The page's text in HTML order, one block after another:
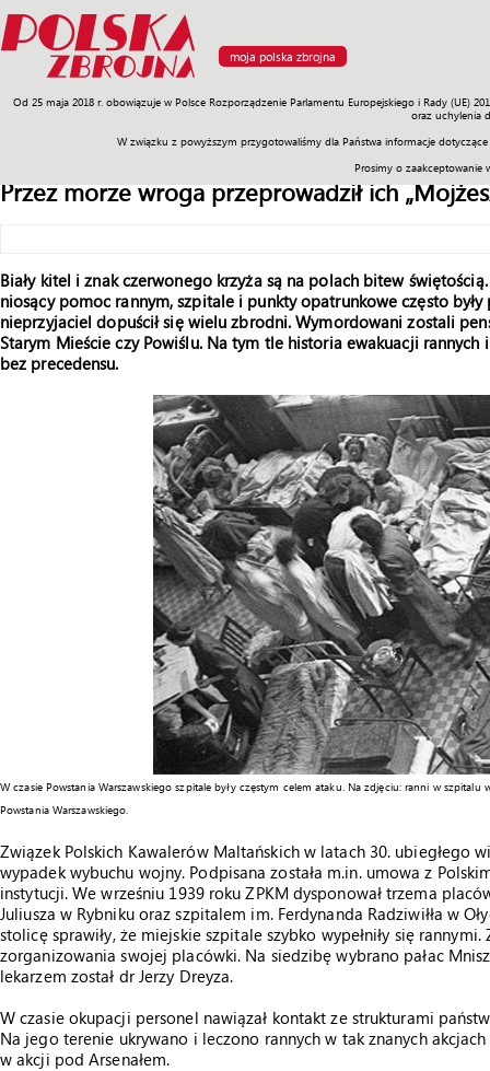
moja polska zbrojna
Od 25 maja 2018 r. obowiązuje w Polsce Rozporządzenie Parlamentu Europejskiego i Rady
oraz uchylenia
W związku z powyższym przygotowaliśmy dla Państwa informacje
Prosimy o
Armia Poligon Sprzęt Misje Polityka Prawo Świat
Przez morze wroga przeprowadził ich
Biały kitel i znak czerwonego krzyża są na polach bitew
niosący pomoc rannym, szpitale i punkty opatrunkowe często
nieprzyjaciel dopuścił się wielu zbrodni. Wymordowani zostali
Starym Mieście czy Powiślu. Na tym tle historia ewakuacji
bez precedensu.
W czasie Powstania Warszawskiego szpitale były częstym celem ataku. Na zdjęciu: ranni w
Powstania Warszawskiego.
Związek Polskich Kawalerów Maltańskich w latach 30. ubiegłego
wypadek wybuchu wojny. Podpisana została m.in. umowa z
instytucji. We wrześniu 1939 roku ZPKM dysponował trzema
Juliusza w Rybniku oraz szpitalem im. Ferdynanda Radziwiłła w
stolicę sprawiły, że miejskie szpitale szybko wypełniły się
zorganizowania swojej placówki. Na siedzibę wybrano pałac
lekarzem został dr Jerzy Dreyza.
W czasie okupacji personel nawiązał kontakt ze strukturami
Na jego terenie ukrywano i leczono rannych w tak znanych
w akcji pod Arsenałem.